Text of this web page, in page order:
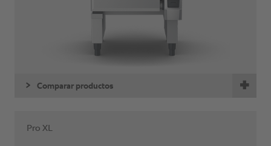
Comparar productos
Pro XL